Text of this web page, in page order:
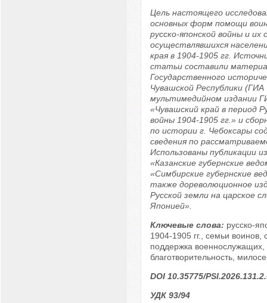
Цель настоящего
основных форм помощи
русско-японской войны и их
осуществлявшихся
края в 1904-1905 гг.
статьи составили
Государственного
Чувашской Республики
мультимедийном издании
«Чувашский край в период
войны 1904-1905 гг.» и
по истории г. Чебоксары
сведения по
Использованы публикации
«Казанские губернские
«Симбирские губернские
также дореволюционное
Русской земли на царское
Японией».
Ключевые слова: русско-
1904-1905 гг., семьи воинов,
поддержка военнослужащих,
благотворительность,
DOI 10.35775/
УДК 93/94